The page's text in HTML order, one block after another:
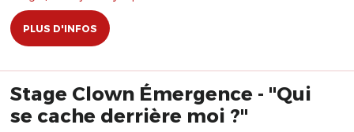
PLUS D'INFOS
Stage Clown Émergence - "Qui
se cache derrière moi ?"